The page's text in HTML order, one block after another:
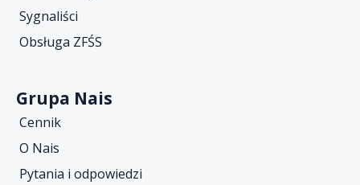
Sygnaliści
Obsługa ZFŚS
Grupa Nais
Cennik
O Nais
Pytania i odpowiedzi